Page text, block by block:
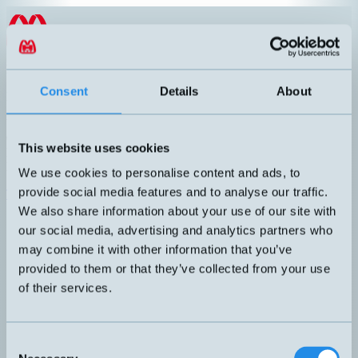
Consent Details About
This website uses cookies
We use cookies to personalise content and ads, to
provide social media features and to analyse our traffic.
We also share information about your use of our site with
our social media, advertising and analytics partners who
may combine it with other information that you’ve
provided to them or that they’ve collected from your use
of their services.
Hoppa till innehållet
SV
Linjärpotentiometer
Publicerad:2023-02-17
Hög noggrannhet, linjäritet (independent) ner till ± 0,1%. Lång
livslängd, upp till 100 miljoner cykler. Max hastighet 5m/s.
Till produkterKatalog linjärpotentiometrar